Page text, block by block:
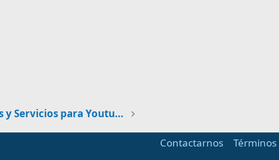
Negocios y Servicios para Youtubers
Contactarnos